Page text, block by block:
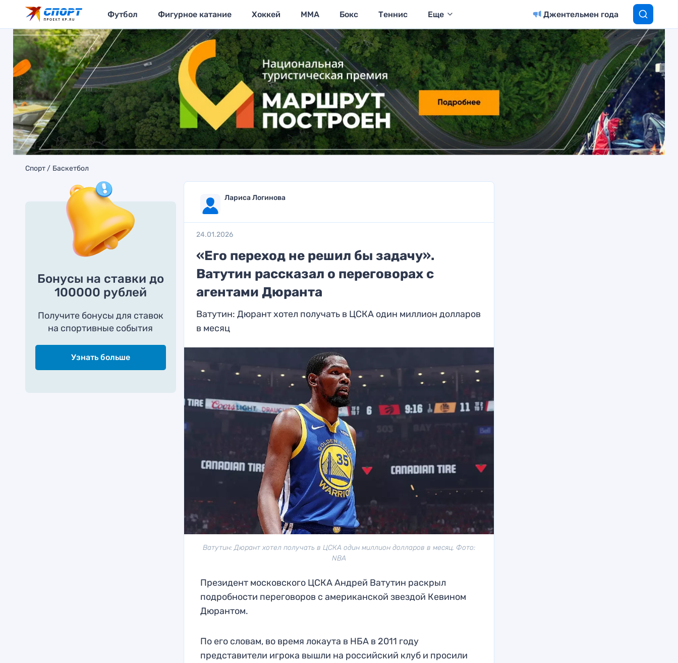
Футбол Фигурное катание Хоккей MMA Бокс Теннис Еще Джентельмен года
Спорт Баскетбол
Бонусы на ставки до
100000 рублей
Получите бонусы для ставок
на спортивные события
Узнать больше
Лариса Логинова
24.01.2026
«Его переход не решил бы задачу».
Ватутин рассказал о переговорах с
агентами Дюранта
Ватутин: Дюрант хотел получать в ЦСКА один миллион долларов
в месяц
Ватутин: Дюрант хотел получать в ЦСКА один миллион долларов в месяц. Фото:
NBA
Президент московского ЦСКА Андрей Ватутин раскрыл
подробности переговоров с американской звездой Кевином
Дюрантом.
По его словам, во время локаута в НБА в 2011 году
представители игрока вышли на российский клуб и просили